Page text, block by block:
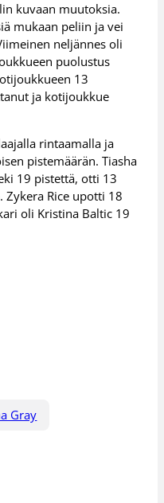
kuvaan muutoksia.
mukaan peliin ja vei
neljännes oli
puolustus
13
ja kotijoukkue
rintaamalla ja
pistemäärän. Tiasha
19 pistettä, otti 13
Rice upotti 18
oli Kristina Baltic 19
Gray